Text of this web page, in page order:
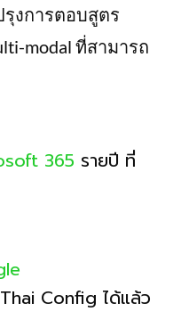
งการตอบสูตร
modal ที่สามารถ
365 รายปี ที่
Config ได้แล้ว